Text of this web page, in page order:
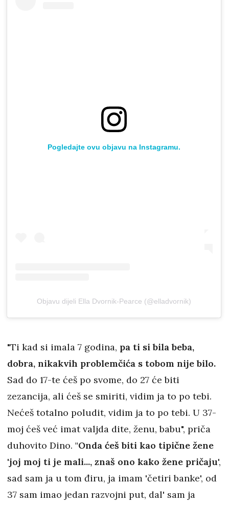
Pogledajte ovu objavu na Instagramu.
Objavu dijeli Ella Dvornik-Pearce (@elladvornik)
"Ti kad si imala 7 godina, pa ti si bila beba,
dobra, nikakvih problemčića s tobom nije bilo.
Sad do 17-te ćeš po svome, do 27 će biti
zezancija, ali ćeš se smiriti, vidim ja to po tebi.
Nećeš totalno poludit, vidim ja to po tebi. U 37-
moj ćeš već imat valjda dite, ženu, babu", priča
duhovito Dino. "Onda ćeš biti kao tipične žene
'joj moj ti je mali..., znaš ono kako žene pričaju',
sad sam ja u tom điru, ja imam 'četiri banke', od
37 sam imao jedan razvojni put, dal' sam ja